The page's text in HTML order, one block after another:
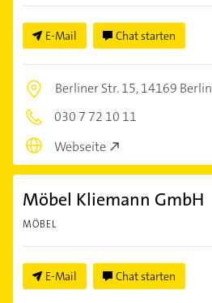
E-Mail Chat starten
Berliner Str. 15,14169 Berlin
030 7 72 10 11
Webseite
Möbel Kliemann GmbH
MÖBEL
E-Mail Chat starten